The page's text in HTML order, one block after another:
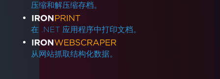
压缩和解压缩存档。
在 .NET 应用程序中打印文档。
从网站抓取结构化数据。